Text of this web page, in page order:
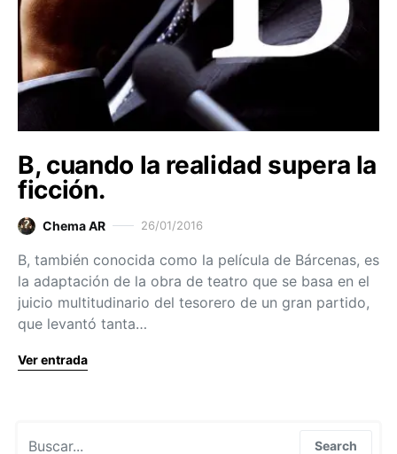
B, cuando la realidad supera la
ficción.
Chema AR 26/01/2016
B, también conocida como la película de Bárcenas, es
la adaptación de la obra de teatro que se basa en el
juicio multitudinario del tesorero de un gran partido,
que levantó tanta…
Ver entrada
Search